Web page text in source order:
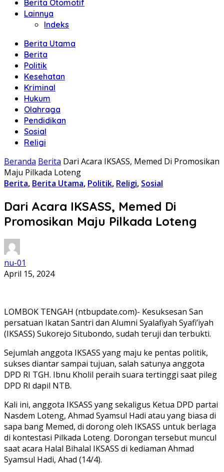
Berita Otomotif
Lainnya
Indeks
Berita Utama
Berita
Politik
Kesehatan
Kriminal
Hukum
Olahraga
Pendidikan
Sosial
Religi
Beranda Berita Dari Acara IKSASS, Memed Di Promosikan
Maju Pilkada Loteng
Berita, Berita Utama, Politik, Religi, Sosial
Dari Acara IKSASS, Memed Di
Promosikan Maju Pilkada Loteng
nu-01
April 15, 2024
LOMBOK TENGAH (ntbupdate.com)- Kesuksesan San
persatuan Ikatan Santri dan Alumni Syalafiyah Syafi’iyah
(IKSASS) Sukorejo Situbondo, sudah teruji dan terbukti.
Sejumlah anggota IKSASS yang maju ke pentas politik,
sukses diantar sampai tujuan, salah satunya anggota
DPD RI TGH. Ibnu Kholil peraih suara tertinggi saat pileg
DPD RI dapil NTB.
Kali ini, anggota IKSASS yang sekaligus Ketua DPD partai
Nasdem Loteng, Ahmad Syamsul Hadi atau yang biasa di
sapa bang Memed, di dorong oleh IKSASS untuk berlaga
di kontestasi Pilkada Loteng. Dorongan tersebut muncul
saat acara Halal Bihalal IKSASS di kediaman Ahmad
Syamsul Hadi, Ahad (14/4).